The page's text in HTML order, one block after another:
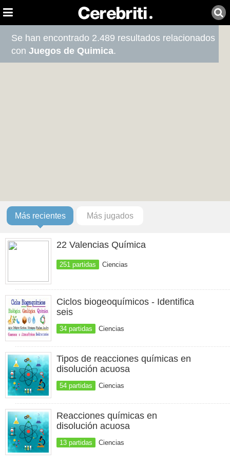
Se han encontrado 2.489 resultados relacionados
conJuegos de Quimica.
Más recientes Más jugados
22 Valencias Química
251 partidas Ciencias
Ciclos biogeoquímicos - Identifica
seis
34 partidas Ciencias
Tipos de reacciones químicas en
disolución acuosa
54 partidas Ciencias
Reacciones químicas en
disolución acuosa
13 partidas Ciencias